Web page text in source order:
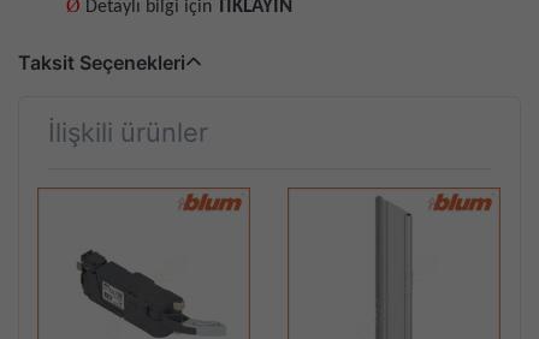
Ø Detaylı bilgi için TIKLAYIN
Taksit Seçenekleri
İlişkili ürünler